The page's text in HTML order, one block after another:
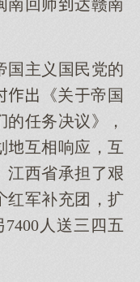
南回师达赣南
主义国民党的
《关帝国
任务决议》，
互相响应，互
西省承担了艰
军补充团，扩
人送三四五